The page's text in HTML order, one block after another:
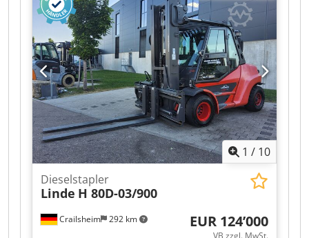
Betriebsstunden, Serviceinfos. · Variable
Verstellpumpe für geringeren Energieverbrauch
· Linde Engine Protection System (LEPS):
Überwachung · Warnung und
Leistungsreduzierung beim Über- bzw.
Unterschreiten verschiedener
Leistungsparameter wie Motorölstand/-druck,
Kühlwasserstand/-temperatur,
Hydrauliköltemperatur, Luftfilterunterdruck
Codpfsztgldsx Af Asrf · Hohe Sicherheit und
Stabilität durch Linde Torsionsstütze ·
Hydraulisch gedämpfter und gefederter
Komfortsitz mit umfassenden
Einstellmöglichkeiten · Luftfilter mit integriertem
Zyklonenabscheider · Neu für Evo-Modelle:
Automatische Geschwindigkeitsregelung in
1 / 10
Crailsheim 292 km
Dieselstapler
Linde H 80D-03/900
EUR 124’000
VB zzgl. MwSt.